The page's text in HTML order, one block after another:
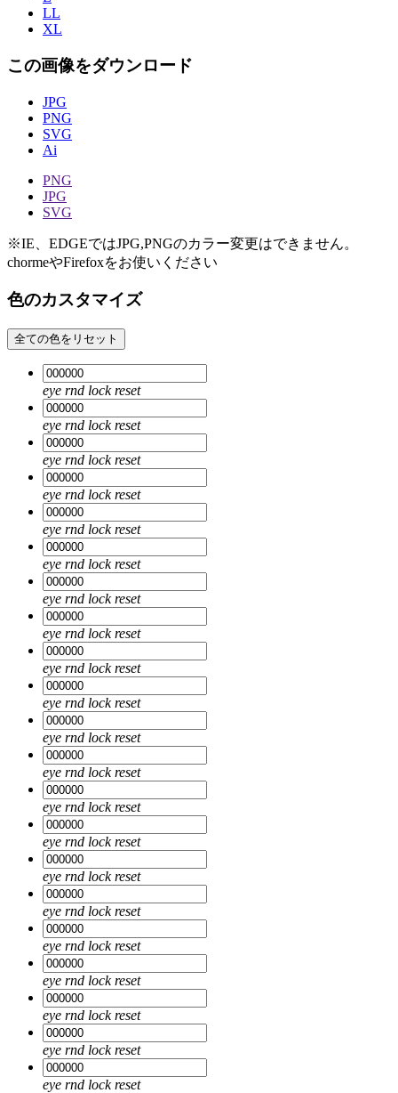
LL
XL
この画像をダウンロード
JPG
PNG
SVG
Ai
PNG
JPG
SVG
※IE、EDGEではJPG,PNGのカラー変更はできません。
chormeやFirefoxをお使いください
色のカスタマイズ
全ての色をリセット
eye rnd lock reset
eye rnd lock reset
eye rnd lock reset
eye rnd lock reset
eye rnd lock reset
eye rnd lock reset
eye rnd lock reset
eye rnd lock reset
eye rnd lock reset
eye rnd lock reset
eye rnd lock reset
eye rnd lock reset
eye rnd lock reset
eye rnd lock reset
eye rnd lock reset
eye rnd lock reset
eye rnd lock reset
eye rnd lock reset
eye rnd lock reset
eye rnd lock reset
eye rnd lock reset